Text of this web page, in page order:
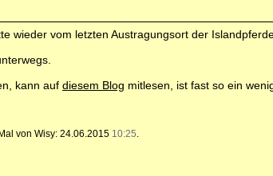
wieder vom letzten Austragungsort der
kann auf diesem Blog mitlesen, ist fast so ein
von Wisy: 24.06.2015 10:25.